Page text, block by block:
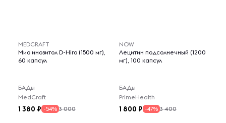
MEDCRAFT
Мио инозитол D-Hiro (1500 мг),
60 капсул
БАДы
MedCraft
1 380 -54% 3 000
NOW
Лецитин подсолнечный (1200
мг), 100 капсул
БАДы
PrimeHealth
1 800 -47% 3 400